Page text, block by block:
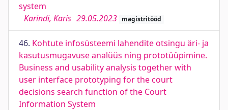
system
Karindi, Karis 29.05.2023 magistritööd
46. Kohtute infosüsteemi lahendite otsingu äri- ja
kasutusmugavuse analüüs ning prototüüpimine.
Business and usability analysis together with
user interface prototyping for the court
decisions search function of the Court
Information System